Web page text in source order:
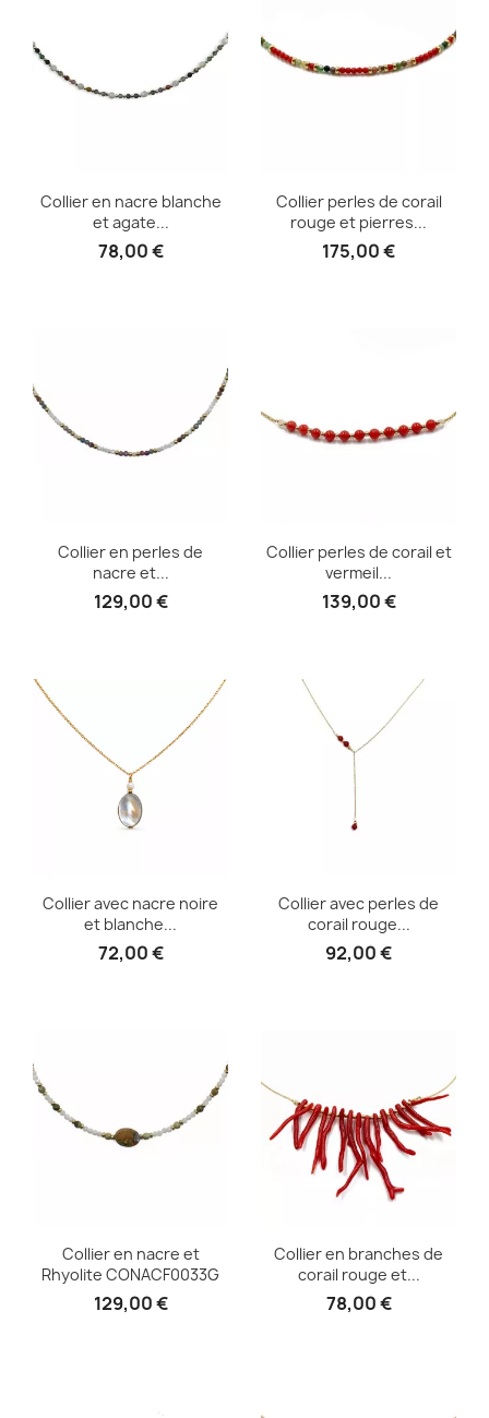
Collier en nacre blanche
et agate...
78,00 €
Collier perles de corail
rouge et pierres...
175,00 €
Collier en perles de
nacre et...
129,00 €
Collier perles de corail et
vermeil...
139,00 €
Collier avec nacre noire
et blanche...
72,00 €
Collier avec perles de
corail rouge...
92,00 €
Collier en nacre et
Rhyolite CONACF0033G
129,00 €
Collier en branches de
corail rouge et...
78,00 €